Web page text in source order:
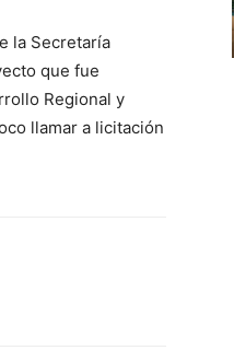
flecha
arriba/abajo
para
aumentar
la Secretaría
que fue
Regional y
llamar a licitación